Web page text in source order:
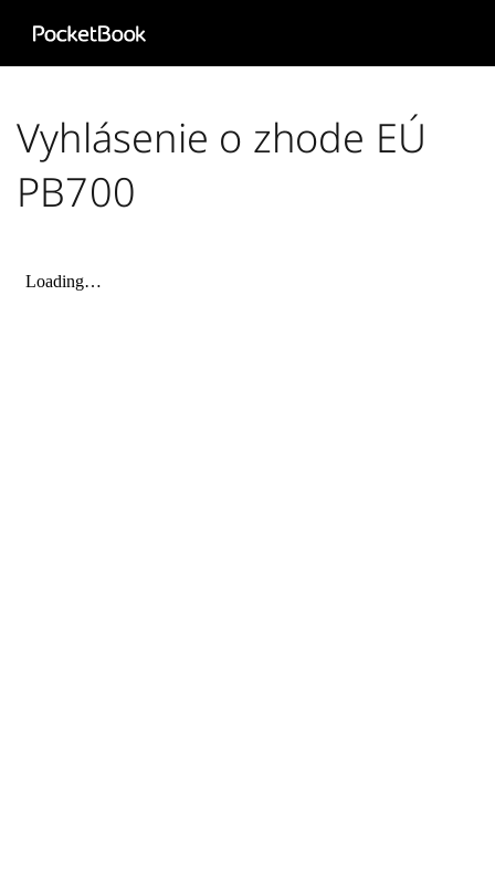
HD
Vyhlásenie o zhode EÚ
PB700